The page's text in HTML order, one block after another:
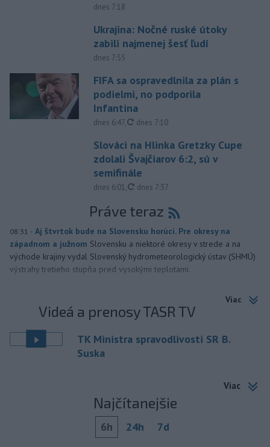
dnes 7:18
Ukrajina: Nočné ruské útoky
zabili najmenej šesť ľudí
dnes 7:55
FIFA sa ospravedlnila za plán s
podielmi, no podporila
Infantina
dnes 6:47, aktualizované
dnes 7:10
Slováci na Hlinka Gretzky Cupe
zdolali Švajčiarov 6:2, sú v
semifinále
dnes 6:01, aktualizované
dnes 7:37
Práve teraz
08:31 - Aj štvrtok bude na Slovensku horúci. Pre okresy na
západnom a južnom Slovensku a niektoré okresy v strede a na
východe krajiny vydal Slovenský hydrometeorologický ústav (SHMÚ)
výstrahy tretieho stupňa pred vysokými teplotami.
Viac
Videá a prenosy TASR TV
TK Ministra spravodlivosti SR B.
Suska
Viac
Najčítanejšie
6h 24h 7d